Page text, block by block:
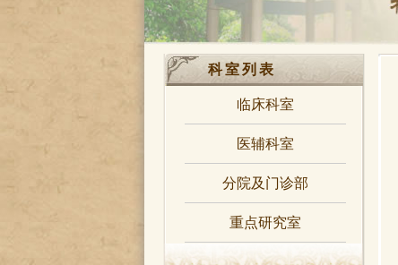
科室列表
临床科室
医辅科室
分院及门诊部
重点研究室